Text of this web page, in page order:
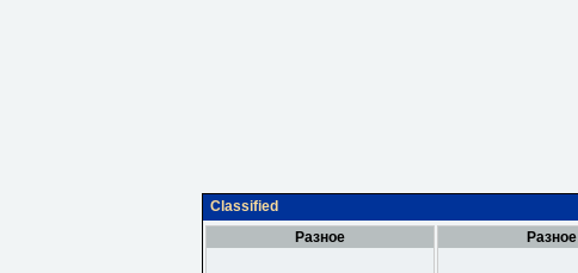
Classified
Разное
Разное